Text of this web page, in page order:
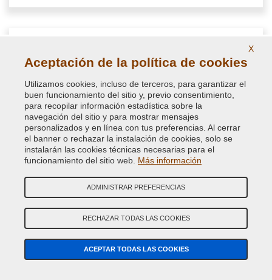
NextClean desengrasante limpiador spray
Detergente antisilicónico en aerosol para preparar superficies
X
Aceptación de la política de cookies
Utilizamos cookies, incluso de terceros, para garantizar el
buen funcionamiento del sitio y, previo consentimiento,
para recopilar información estadística sobre la
navegación del sitio y para mostrar mensajes
personalizados y en línea con tus preferencias. Al cerrar
el banner o rechazar la instalación de cookies, solo se
instalarán las cookies técnicas necesarias para el
funcionamiento del sitio web. Más información
ADMINISTRAR PREFERENCIAS
RECHAZAR TODAS LAS COOKIES
ACEPTAR TODAS LAS COOKIES